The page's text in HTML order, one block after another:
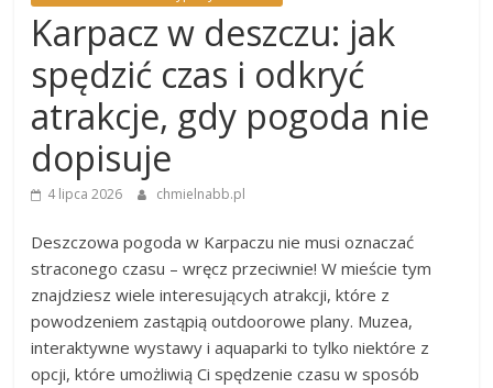
Karpacz w deszczu: jak
spędzić czas i odkryć
atrakcje, gdy pogoda nie
dopisuje
4 lipca 2026 chmielnabb.pl
Deszczowa pogoda w Karpaczu nie musi oznaczać
straconego czasu – wręcz przeciwnie! W mieście tym
znajdziesz wiele interesujących atrakcji, które z
powodzeniem zastąpią outdoorowe plany. Muzea,
interaktywne wystawy i aquaparki to tylko niektóre z
opcji, które umożliwią Ci spędzenie czasu w sposób